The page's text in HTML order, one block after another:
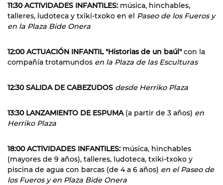
11:30 ACTIVIDADES INFANTILES: música, hinchables,
talleres, ludoteca y txiki-txoko en el Paseo de los Fueros y
en la Plaza Bide Onera
12:00 ACTUACIÓN INFANTIL "Historias de un baúl"con la
compañía trotamundos en la Plaza de las Esculturas
12:30 SALIDA DE CABEZUDOS desde Herriko Plaza
13:30 LANZAMIENTO DE ESPUMA (a partir de 3 años) en
Herriko Plaza
18:00 ACTIVIDADES INFANTILES: música, hinchables
(mayores de 9 años), talleres, ludoteca, txiki-txoko y
piscina de agua con barcas (de 4 a 6 años) en el Paseo de
los Fueros y en Plaza Bide Onera